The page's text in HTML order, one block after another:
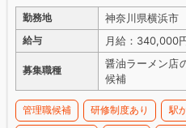
勤務地 神奈川県横浜市
給与 月給：340,000
募集職種
醤油ラーメン店
候補
管理職候補 研修制度あり 駅